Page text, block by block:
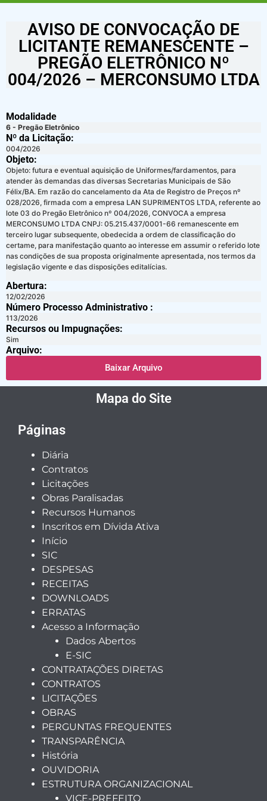
AVISO DE CONVOCAÇÃO DE
LICITANTE REMANESCENTE –
PREGÃO ELETRÔNICO Nº
004/2026 – MERCONSUMO LTDA
Modalidade
6 - Pregão Eletrônico
Nº da Licitação: ​​
004/2026
Objeto:
Objeto: futura e eventual aquisição de Uniformes/fardamentos, para
atender às demandas das diversas Secretarias Municipais de São
Félix/BA. Em razão do cancelamento da Ata de Registro de Preços nº
028/2026, firmada com a empresa LAN SUPRIMENTOS LTDA, referente ao
lote 03 do Pregão Eletrônico nº 004/2026, CONVOCA a empresa
MERCONSUMO LTDA CNPJ: 05.215.437/0001-66 remanescente em
terceiro lugar subsequente, obedecida a ordem de classificação do
certame, para manifestação quanto ao interesse em assumir o referido lote
nas condições de sua proposta originalmente apresentada, nos termos da
legislação vigente e das disposições editalícias.
Abertura:
12/02/2026
Número Processo Administrativo :
113/2026
Recursos ou Impugnações: ​
Sim
Arquivo:
Baixar Arquivo
Mapa do Site
Páginas
Diária
Contratos
Licitações
Obras Paralisadas
Recursos Humanos
Inscritos em Dívida Ativa
Início
SIC
DESPESAS
RECEITAS
DOWNLOADS
ERRATAS
Acesso a Informação
Dados Abertos
E-SIC
CONTRATAÇÕES DIRETAS
CONTRATOS
LICITAÇÕES
OBRAS
PERGUNTAS FREQUENTES
TRANSPARÊNCIA
História
OUVIDORIA
ESTRUTURA ORGANIZACIONAL
VICE-PREFEITO